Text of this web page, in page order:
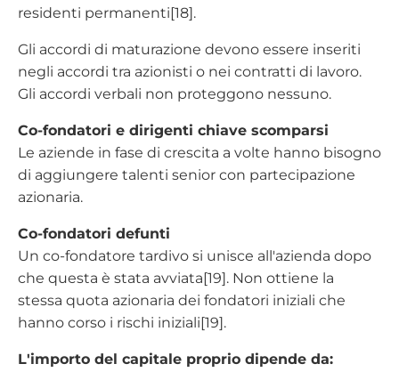
residenti permanenti[18].
Gli accordi di maturazione devono essere inseriti
negli accordi tra azionisti o nei contratti di lavoro.
Gli accordi verbali non proteggono nessuno.
Co-fondatori e dirigenti chiave scomparsi
Le aziende in fase di crescita a volte hanno bisogno
di aggiungere talenti senior con partecipazione
azionaria.
Co-fondatori defunti
Un co-fondatore tardivo si unisce all'azienda dopo
che questa è stata avviata[19]. Non ottiene la
stessa quota azionaria dei fondatori iniziali che
hanno corso i rischi iniziali[19].
L'importo del capitale proprio dipende da: